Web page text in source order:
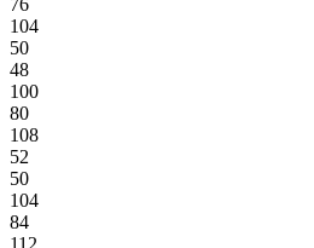
104
50
48
100
80
108
52
50
104
84
112